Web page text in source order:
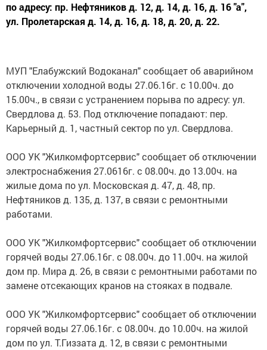
по адресу: пр. Нефтяников д. 12, д. 14, д. 16, д. 16 "а",
ул. Пролетарская д. 14, д. 16, д. 18, д. 20, д. 22.
МУП "Елабужский Водоканал" сообщает об аварийном
отключении холодной воды 27.06.16г. с 10.00ч. до
15.00ч., в связи с устранением порыва по адресу: ул.
Свердлова д. 53. Под отключение попадают: пер.
Карьерный д. 1, частный сектор по ул. Свердлова.
ООО УК "Жилкомфортсервис" сообщает об отключении
электроснабжения 27.0616г. с 08.00ч. до 13.00ч. на
жилые дома по ул. Московская д. 47, д. 48, пр.
Нефтяников д. 135, д. 137, в связи с ремонтными
работами.
ООО УК "Жилкомфортсервис" сообщает об отключении
горячей воды 27.06.16г. с 08.00ч. до 11.00ч. на жилой
дом пр. Мира д. 26, в связи с ремонтными работами по
замене отсекающих кранов на стояках в подвале.
ООО УК "Жилкомфортсервис" сообщает об отключении
горячей воды 27.06.16г. с 08.00ч. до 10.00ч. на жилой
дом по ул. Т.Гиззата д. 12, в связи с ремонтными